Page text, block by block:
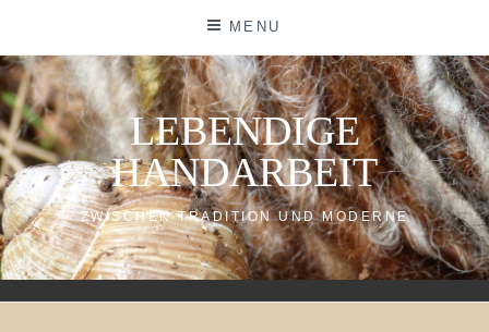
content
MENU
LEBENDIGE
HANDARBEIT
ZWISCHEN TRADITION UND MODERNE